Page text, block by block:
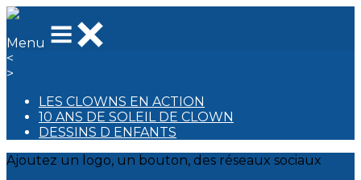
Menu
<
>
LES CLOWNS EN ACTION
10 ANS DE SOLEIL DE CLOWN
DESSINS D ENFANTS
Ajoutez un logo, un bouton, des réseaux sociaux